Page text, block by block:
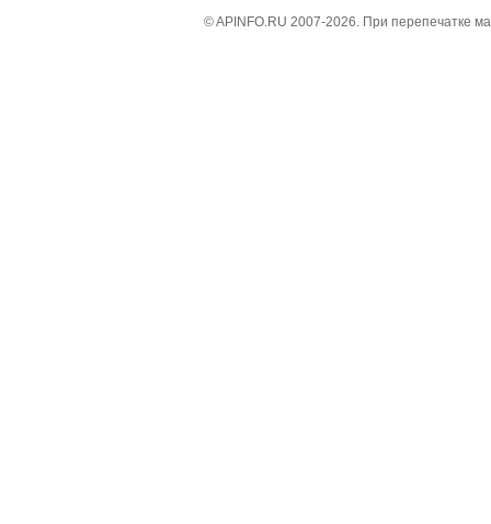
© APINFO.RU 2007-2026. При перепечатке